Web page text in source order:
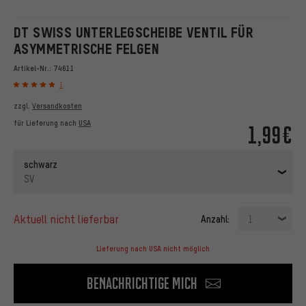
DT SWISS UNTERLEGSCHEIBE VENTIL FÜR
ASYMMETRISCHE FELGEN
Artikel-Nr.: 74611
1
1,99€
zzgl. Versandkosten
für Lieferung nach USA
schwarz
SV
aktuell nicht lieferbar Anzahl: 1
Lieferung nach USA nicht möglich
Benachrichtige mich